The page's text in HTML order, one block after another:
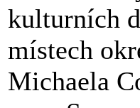
kulturních
místech
Michaela